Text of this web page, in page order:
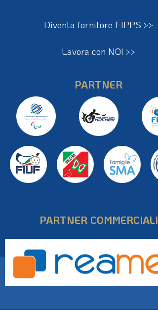
Diventa fornitore FIPPS >>
Lavora con NOI >>
PARTNER
PARTNER COMMERCIALI